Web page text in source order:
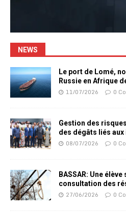
NEWS
Le port de Lomé,
Russie en Afrique
11/07/2026 0
Gestion des
des dégâts liés
08/07/2026 0
BASSAR: Une
consultation des
27/06/2026 0